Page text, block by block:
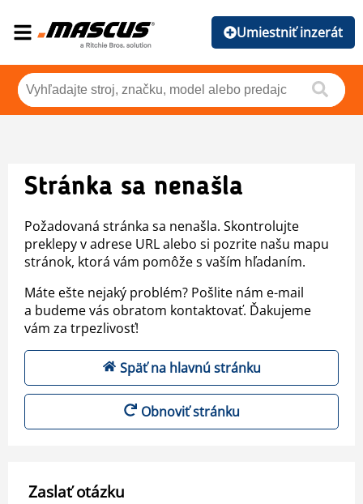
Umiestniť inzerát
Stránka sa nenašla
Požadovaná stránka sa nenašla. Skontrolujte
preklepy v adrese URL alebo si pozrite našu mapu
stránok, ktorá vám pomôže s vaším hľadaním.
Máte ešte nejaký problém? Pošlite nám e-mail
a budeme vás obratom kontaktovať. Ďakujeme
vám za trpezlivosť!
Späť na hlavnú stránku
Obnoviť stránku
Zaslať otázku